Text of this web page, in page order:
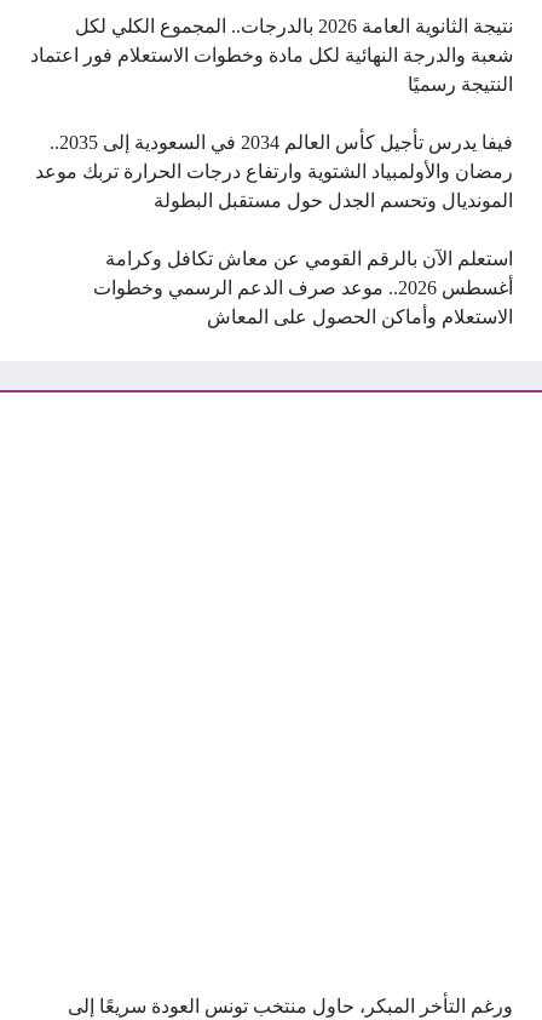
نتيجة الثانوية العامة 2026 بالدرجات.. المجموع الكلي لكل
شعبة والدرجة النهائية لكل مادة وخطوات الاستعلام فور اعتماد
النتيجة رسميًا
فيفا يدرس تأجيل كأس العالم 2034 في السعودية إلى 2035..
رمضان والأولمبياد الشتوية وارتفاع درجات الحرارة تربك موعد
المونديال وتحسم الجدل حول مستقبل البطولة
استعلم الآن بالرقم القومي عن معاش تكافل وكرامة
أغسطس 2026.. موعد صرف الدعم الرسمي وخطوات
الاستعلام وأماكن الحصول على المعاش
ورغم التأخر المبكر، حاول منتخب تونس العودة سريعًا إلى